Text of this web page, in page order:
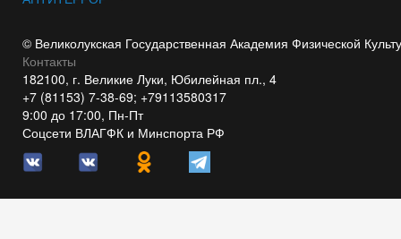
© Великолукская Государственная Академия Физической
Контакты
182100, г. Великие Луки, Юбилейная пл., 4
+7 (81153) 7-38-69; +79113580317
9:00 до 17:00, Пн-Пт
Соцсети ВЛАГФК и Минспорта РФ